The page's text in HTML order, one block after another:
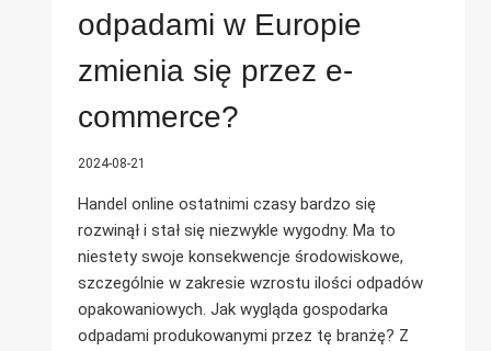
odpadami w Europie
zmienia się przez e-
commerce?
2024-08-21
Handel online ostatnimi czasy bardzo się
rozwinął i stał się niezwykle wygodny. Ma to
niestety swoje konsekwencje środowiskowe,
szczególnie w zakresie wzrostu ilości odpadów
opakowaniowych. Jak wygląda gospodarka
odpadami produkowanymi przez tę branżę? Z